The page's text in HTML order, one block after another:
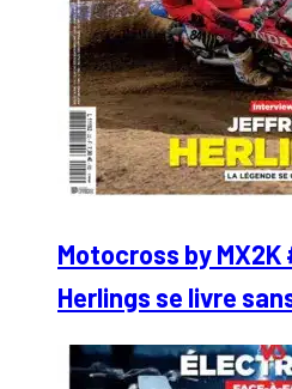
Motocross by
Herlings se livre